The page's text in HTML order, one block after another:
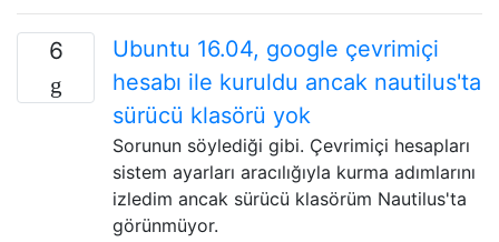
6
Ubuntu 16.04, google çevrimiçi
hesabı ile kuruldu ancak nautilus'ta
sürücü klasörü yok
Sorunun söylediği gibi. Çevrimiçi hesapları
sistem ayarları aracılığıyla kurma adımlarını
izledim ancak sürücü klasörüm Nautilus'ta
görünmüyor.